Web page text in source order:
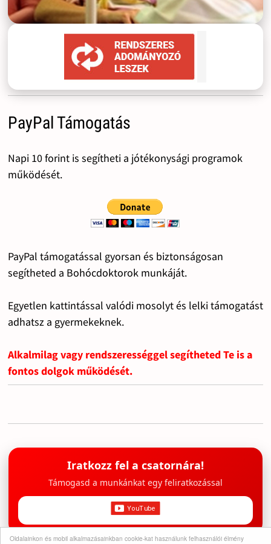
Oldalainkon és mobil alkalmazásainkban cookie-kat használunk felhasználói élmény
PayPal Támogatás
Napi 10 forint is segítheti a jótékonysági programok
működését.
PayPal támogatással gyorsan és biztonságosan
segítheted a Bohócdoktorok munkáját.
Egyetlen kattintással valódi mosolyt és lelki támogatást
adhatsz a gyermekeknek.
Alkalmilag vagy rendszerességgel segítheted Te is a
fontos dolgok működését.
Iratkozz fel a csatornára!
Támogasd a munkánkat egy feliratkozással